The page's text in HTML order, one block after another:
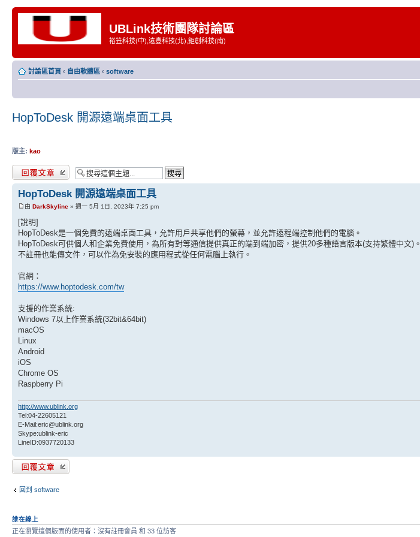
UBLink技術團隊討論區
裕笠科技(中),遠豐科技(北),鉅創科技(南)
討論區首頁 ‹ 自由軟體區 ‹ software
HopToDesk 開源遠端桌面工具
版主: kao
發表回覆
HopToDesk 開源遠端桌面工具
由 DarkSkyline » 週一 5月 1日, 2023年 7:25 pm
[說明]
HopToDesk是一個免費的遠端桌面工具，允許用戶共享他們的螢幕，並允許遠程端控制他們的電腦。
HopToDesk可供個人和企業免費使用，為所有對等通信提供真正的端到端加密，提供20多種語言版本(支持繁體中文)。
不註冊也能傳文件，可以作為免安裝的應用程式從任何電腦上執行。
官網：
https://www.hoptodesk.com/tw
支援的作業系統:
Windows 7以上作業系統(32bit&64bit)
macOS
Linux
Android
iOS
Chrome OS
Raspberry Pi
http://www.ublink.org
Tel:04-22605121
E-Mail:eric@ublink.org
Skype:ublink-eric
LineID:0937720133
發表回覆
回到 software
誰在線上
正在瀏覽這個版面的使用者：沒有註冊會員 和 33 位訪客